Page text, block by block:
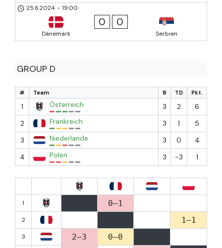
25.6.2024 - 19:00
Dänemark
0 0
Serbien
GROUP D
# Team B TD Pkt.
1 Österreich 3 2
6
2
Frankreich 3 1
5
3
Niederlande 3 0
4
4
Polen 3 -3 1
1 0–1
2 1–1
3 2–3 0–0